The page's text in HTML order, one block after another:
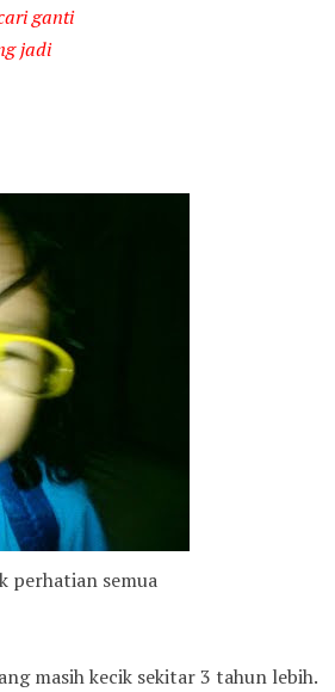
ganti
jadi
perhatian semua
masih kecik sekitar 3 tahun lebih.